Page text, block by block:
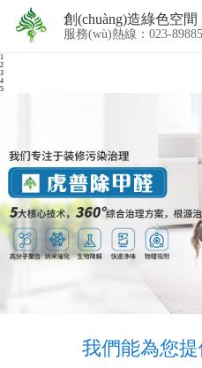
創(chuàng)造綠色空
服務(wù)熱線：023-
1
2
3
4
5
我們能為您